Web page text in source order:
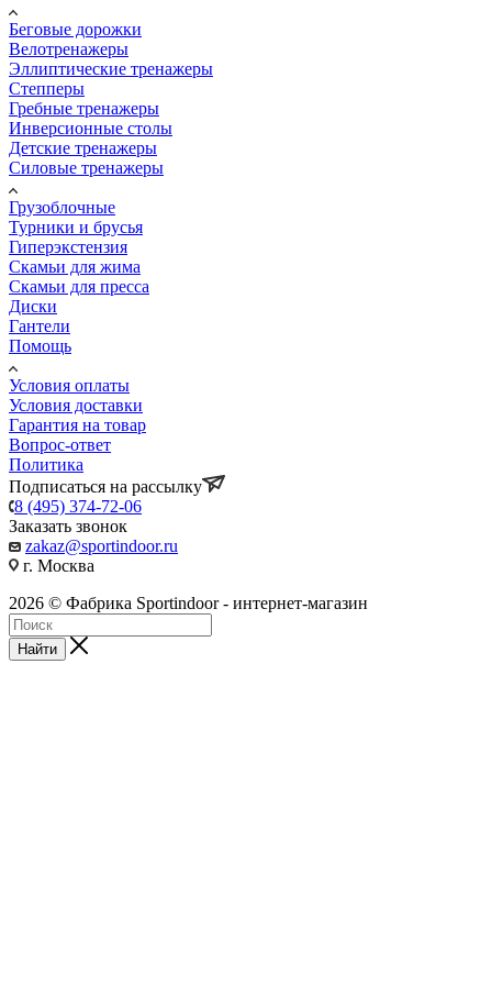
Беговые дорожки
Велотренажеры
Эллиптические тренажеры
Степперы
Гребные тренажеры
Инверсионные столы
Детские тренажеры
Силовые тренажеры
Грузоблочные
Турники и брусья
Гиперэкстензия
Скамьи для жима
Скамьи для пресса
Диски
Гантели
Помощь
Условия оплаты
Условия доставки
Гарантия на товар
Вопрос-ответ
Политика
Подписаться на рассылку
8 (495) 374-72-06
Заказать звонок
zakaz@sportindoor.ru
г. Москва
2026 © Фабрика Sportindoor - интернет-магазин
Найти